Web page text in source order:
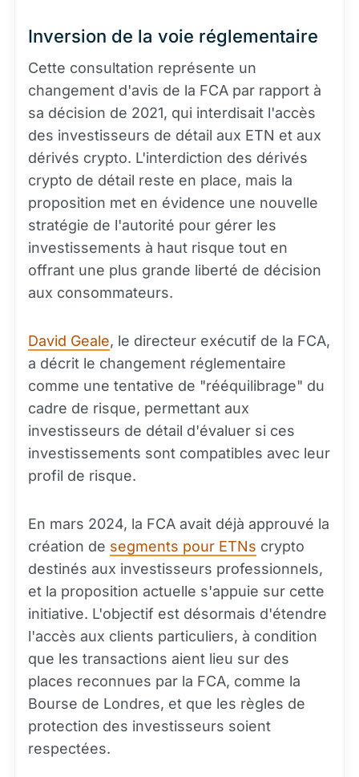
Inversion de la voie réglementaire
Cette consultation représente un
changement d'avis de la FCA par rapport à
sa décision de 2021, qui interdisait l'accès
des investisseurs de détail aux ETN et aux
dérivés crypto. L'interdiction des dérivés
crypto de détail reste en place, mais la
proposition met en évidence une nouvelle
stratégie de l'autorité pour gérer les
investissements à haut risque tout en
offrant une plus grande liberté de décision
aux consommateurs.
David Geale, le directeur exécutif de la FCA,
a décrit le changement réglementaire
comme une tentative de "rééquilibrage" du
cadre de risque, permettant aux
investisseurs de détail d'évaluer si ces
investissements sont compatibles avec leur
profil de risque.
En mars 2024, la FCA avait déjà approuvé la
création de segments pour ETNs crypto
destinés aux investisseurs professionnels,
et la proposition actuelle s'appuie sur cette
initiative. L'objectif est désormais d'étendre
l'accès aux clients particuliers, à condition
que les transactions aient lieu sur des
places reconnues par la FCA, comme la
Bourse de Londres, et que les règles de
protection des investisseurs soient
respectées.